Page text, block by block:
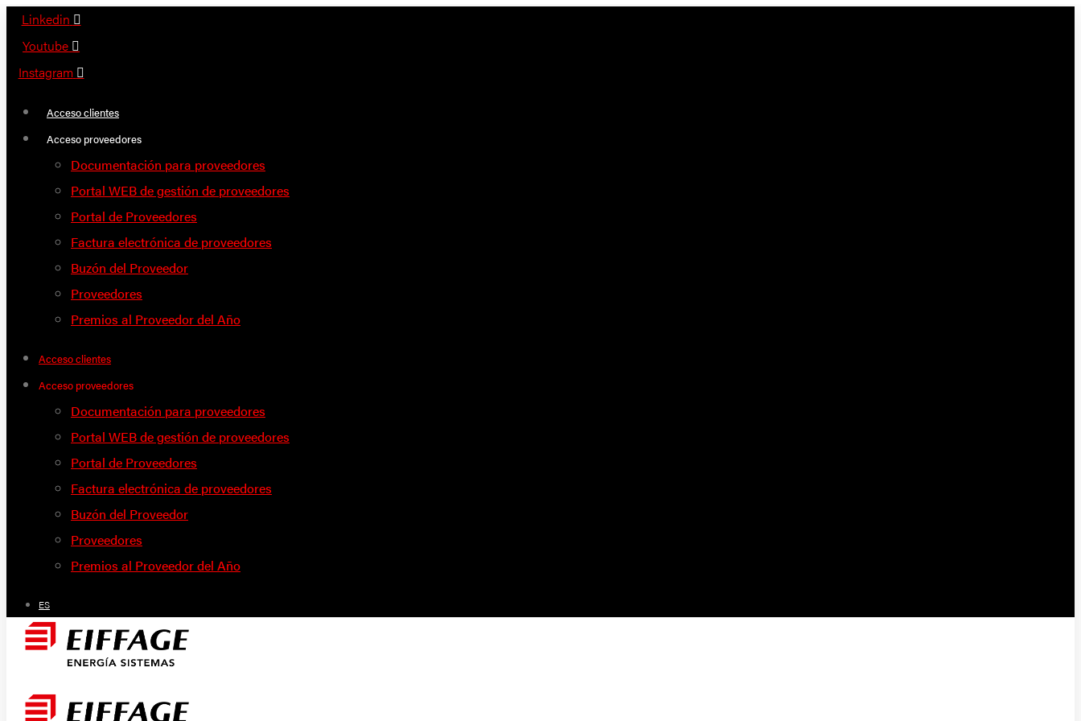
Saltar
contenido
Linkedin
Youtube
Instagram
Acceso clientes
Acceso proveedores
Documentación para proveedores
Portal WEB de gestión de proveedores
Portal de Proveedores
Factura electrónica de proveedores
Buzón del Proveedor
Proveedores
Premios al Proveedor del Año
Acceso clientes
Acceso proveedores
Documentación para proveedores
Portal WEB de gestión de proveedores
Portal de Proveedores
Factura electrónica de proveedores
Buzón del Proveedor
Proveedores
Premios al Proveedor del Año
ES